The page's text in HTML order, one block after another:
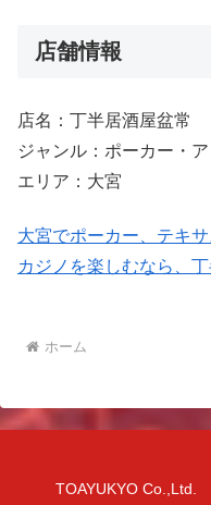
店舗情報
店名：丁半居酒屋盆常
ジャンル：ポーカー・
エリア：大宮
大宮でポーカー、テキ
カジノを楽しむなら、丁
ホーム
TOAYUKYO Co.,Ltd.